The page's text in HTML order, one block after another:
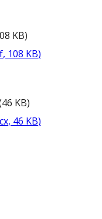
KB)
, 108 KB)
46 KB)
, 46 KB)